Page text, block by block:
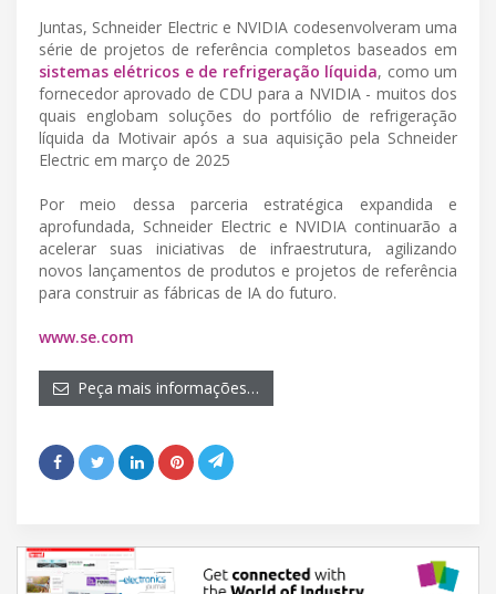
Juntas, Schneider Electric e NVIDIA codesenvolveram uma
série de projetos de referência completos baseados em
sistemas elétricos e de refrigeração líquida, como um
fornecedor aprovado de CDU para a NVIDIA - muitos dos
quais englobam soluções do portfólio de refrigeração
líquida da Motivair após a sua aquisição pela Schneider
Electric em março de 2025
Por meio dessa parceria estratégica expandida e
aprofundada, Schneider Electric e NVIDIA continuarão a
acelerar suas iniciativas de infraestrutura, agilizando
novos lançamentos de produtos e projetos de referência
para construir as fábricas de IA do futuro.
www.se.com
Peça mais informações…